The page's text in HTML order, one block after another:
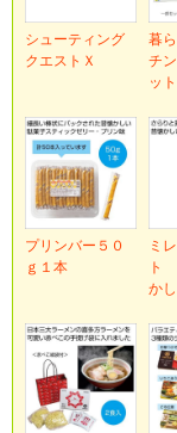
シューティング
クエストＸ
暮
チ
ット
プリンバー５０
ｇ１本
ミ
ト
か